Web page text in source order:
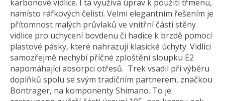
karbonové vidlice. I ta využívá úprav k použití třmenu,
namísto ráfkových čelistí. Velmi elegantním řešením je
přítomnost malých průvlaků ve vnitřní části stěny
vidlice pro uchycení bovdenu či hadice k brzdě pomocí
plastové pásky, které nahrazují klasické úchyty. Vidlici
samozřejmě nechybí příčné zploštění sloupku E2
napomáhající absorpci otřesů. Trek vsadil při výběru
doplňků spolu se svým tradičním partnerem, značkou
Bontrager, na komponenty Shimano. To je